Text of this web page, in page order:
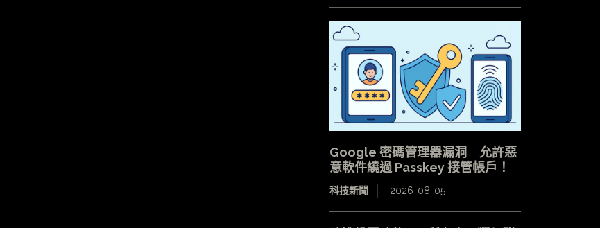
Google 密碼管理器漏洞 允許惡
意軟件繞過 Passkey 接管帳戶！
科技新聞 2026-08-05